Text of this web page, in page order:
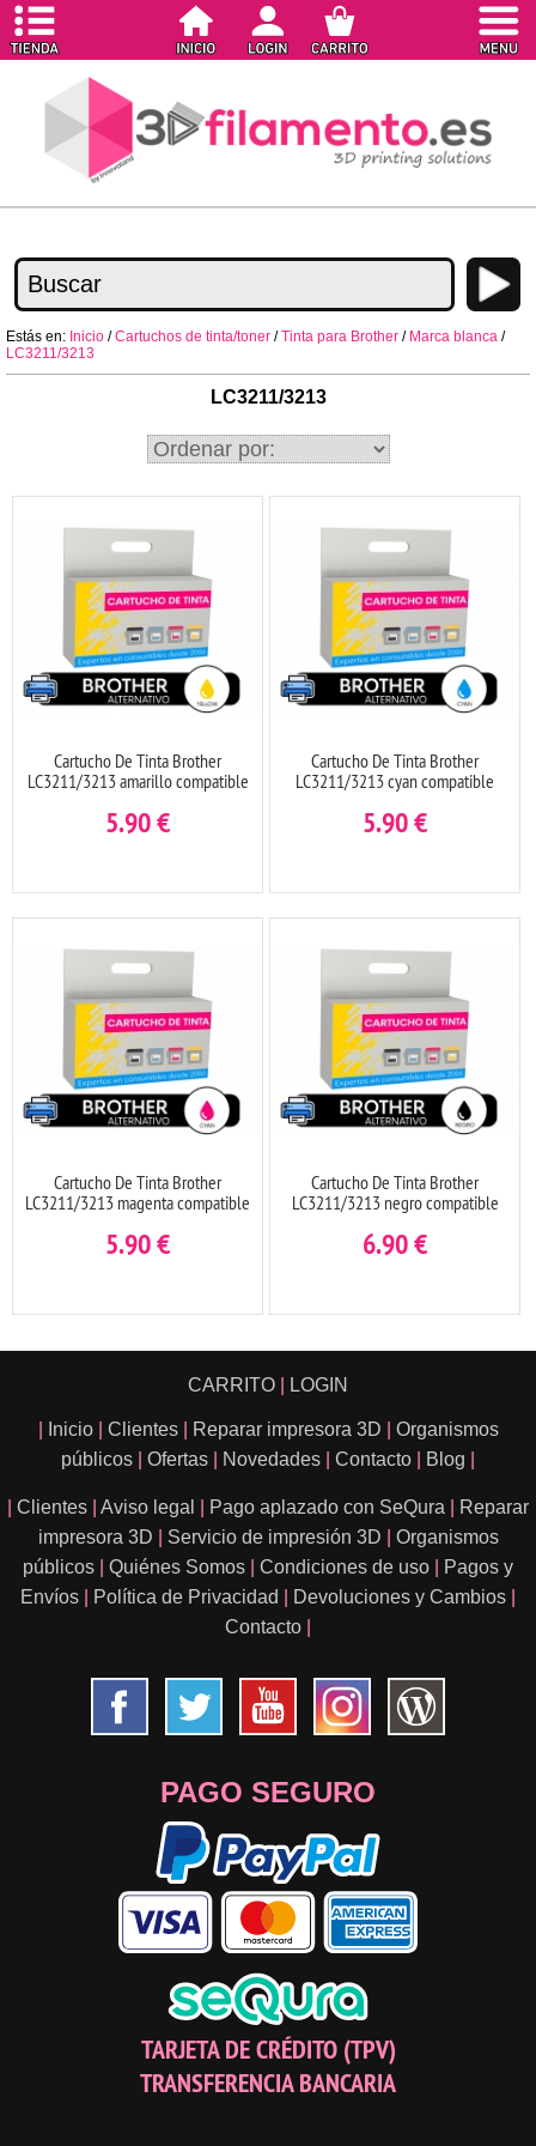
Estás en: Inicio /Cartuchos de tinta/toner /Tinta para Brother / Marca blanca /
LC3211/3213
LC3211/3213
Cartucho De Tinta Brother
LC3211/3213 amarillo compatible
5.90€
Cartucho De Tinta Brother
LC3211/3213 cyan compatible
5.90€
Cartucho De Tinta Brother
LC3211/3213 magenta compatible
5.90€
Cartucho De Tinta Brother
LC3211/3213 negro compatible
6.90€
CARRITO LOGIN
Inicio Clientes Reparar impresora 3D
Organismos
públicos
Ofertas Novedades Contacto Blog
Clientes Aviso legal Pago aplazado con SeQura
Reparar
impresora 3D
Servicio de impresión 3D
Organismos
públicos
Quiénes Somos Condiciones de uso
Pagos y
Envíos
Política de Privacidad Devoluciones y Cambios
Contacto
PAGO SEGURO
TARJETA DE CRÉDITO (TPV)
TRANSFERENCIA BANCARIA